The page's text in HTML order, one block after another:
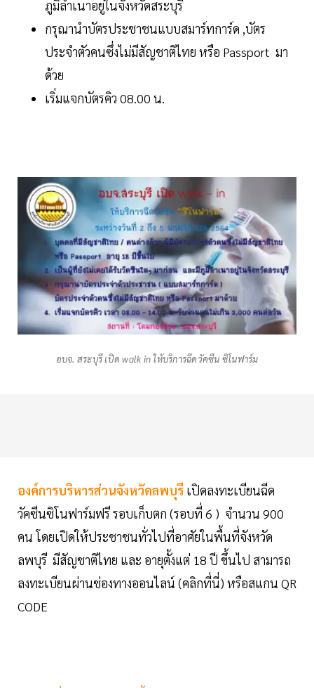
ภูมิลำเนาอยู่ในจังหวัดสระบุรี
กรุณานำบัตรประชาชนแบบสมาร์ทการ์ด ,บัตร
ประจำตัวคนซึ่งไม่มีสัญชาติไทย หรือ Passport มา
ด้วย
เริ่มแจกบัตรคิว 08.00 น.
อบจ. สระบุรี เปิด walk in ให้บริการฉีดวัคซีน ซิโนฟาร์ม
องค์การบริหารส่วนจังหวัดลพบุรี เปิดลงทะเบียนฉีด
วัคซีนซิโนฟาร์มฟรี รอบเก็บตก (รอบที่ 6 ) จำนวน 900
คน โดยเปิดให้ประชาชนทั่วไปที่อาศัยในพื้นที่จังหวัด
ลพบุรี มีสัญชาติไทย และ อายุตั้งแต่ 18 ปี ขึ้นไป สามารถ
ลงทะเบียนผ่านช่องทางออนไลน์ (คลิกที่นี่) หรือสแกน QR
CODE